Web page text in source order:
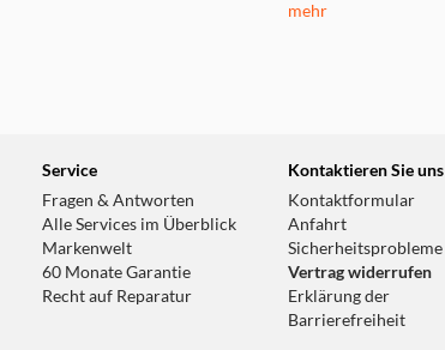
mehr
Service
Fragen & Antworten
Alle Services im Überblick
Markenwelt
60 Monate Garantie
Recht auf Reparatur
Kontaktieren Sie uns
Kontaktformular
Anfahrt
Sicherheitsprobleme
Vertrag widerrufen
Erklärung der
Barrierefreiheit